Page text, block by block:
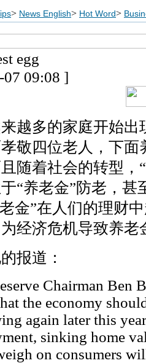
> News English> Hot Word>
egg
09:08 ]
越多的家庭开始出
敬四位老人，下
随着社会的转型，
“养老金”防老，甚
金”在人们的理财
经济危机导致养
报道：
Chairman Ben
the economy
again later this
sinking home
on consumers